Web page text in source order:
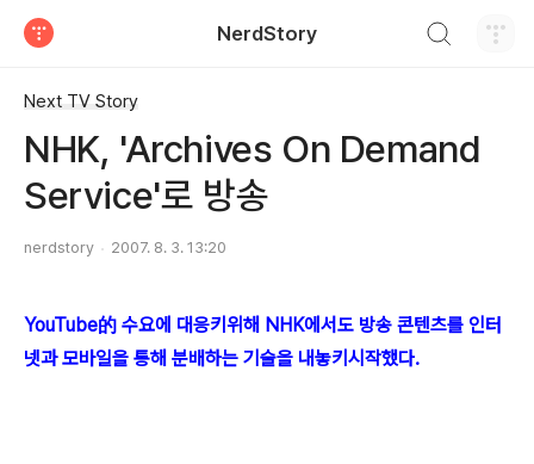
NerdStory
Next TV Story
NHK, 'Archives On Demand
Service'로 방송
nerdstory 2007. 8. 3. 13:20
YouTube的 수요에 대응키위해 NHK에서도 방송 콘텐츠를 인터
넷과 모바일을 통해 분배하는 기술을 내놓키시작했다.